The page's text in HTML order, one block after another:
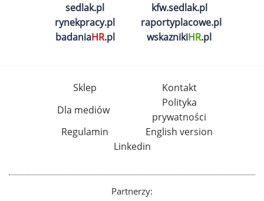
sedlak.pl
kfw.sedlak.pl
rynekpracy.pl
raportyplacowe.pl
badaniaHR.pl wskaznikiHR.pl
Sklep
Kontakt
Dla mediów
Polityka
prywatności
Regulamin
English version
Linkedin
Partnerzy: